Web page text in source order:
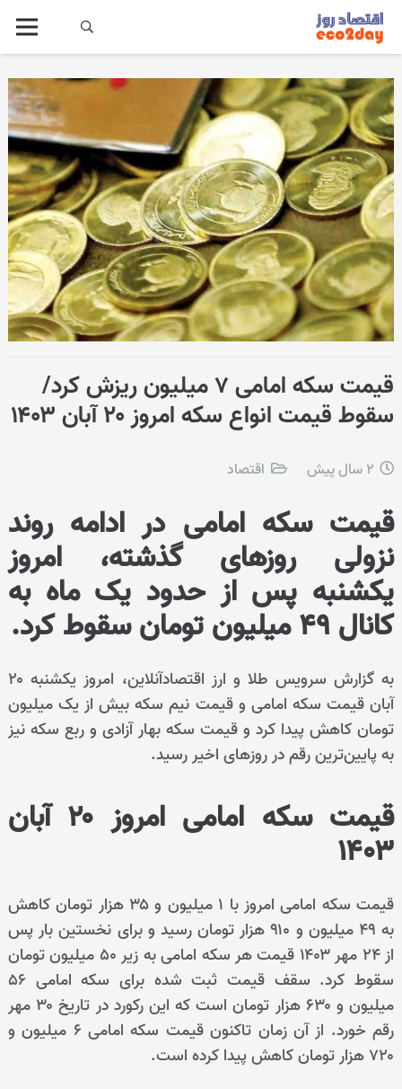
قیمت سکه امامی ۷ میلیون ریزش کرد/
سقوط قیمت انواع سکه امروز ۲۰ آبان ۱۴۰۳
2 سال پیش اقتصاد
قیمت سکه امامی در ادامه روند
نزولی روزهای گذشته، امروز
یکشنبه پس از حدود یک ماه به
کانال ۴۹ میلیون تومان سقوط کرد.
به گزارش سرویس طلا و ارز اقتصادآنلاین، امروز یکشنبه ۲۰
آبان قیمت سکه امامی و قیمت نیم سکه بیش از یک میلیون
تومان کاهش پیدا کرد و قیمت سکه بهار آزادی و ربع سکه نیز
به پایین‌ترین رقم در روزهای اخیر رسید.
قیمت سکه امامی امروز ۲۰ آبان
۱۴۰۳
قیمت سکه امامی امروز با ۱ میلیون و ۳۵ هزار تومان کاهش
به ۴۹ میلیون و ۹۱۰ هزار تومان رسید و برای نخستین بار پس
از ۲۴ مهر ۱۴۰۳ قیمت هر سکه امامی به زیر ۵۰ میلیون تومان
سقوط کرد. سقف قیمت ثبت شده برای سکه امامی ۵۶
میلیون و ۶۳۰ هزار تومان است که این رکورد در تاریخ ۳۰ مهر
رقم خورد. از آن زمان تاکنون قیمت سکه امامی ۶ میلیون و
۷۲۰ هزار تومان کاهش پیدا کرده است.